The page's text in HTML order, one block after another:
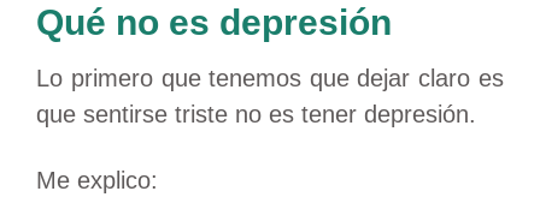
Qué no es depresión
Lo primero que tenemos que dejar claro es
que sentirse triste no es tener depresión.
Me explico: